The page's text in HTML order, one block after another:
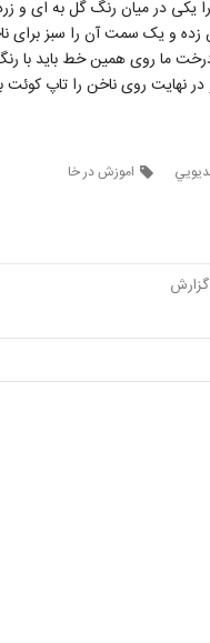
در میان رنگ گل به ای و زرد
یک سمت آن را سبز برای
ما روی همین خط باید با
روی ناخن را تاپ کوئت
اموزش در خا
گزارش